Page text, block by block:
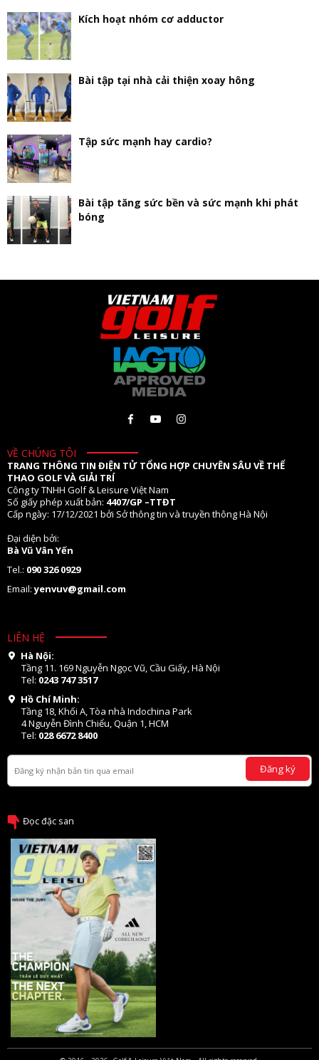
Kích hoạt nhóm cơ adductor
Bài tập tại nhà cải thiện xoay hông
Tập sức mạnh hay cardio?
Bài tập tăng sức bền và sức mạnh khi phát
bóng
VỀ CHÚNG TÔI
TRANG THÔNG TIN ĐIỆN TỬ TỔNG HỢP CHUYÊN SÂU VỀ THỂ
THAO GOLF VÀ GIẢI TRÍ
Công ty TNHH Golf & Leisure Việt Nam
Số giấy phép xuất bản: 4407/GP –TTĐT
Cấp ngày: 17/12/2021 bởi Sở thông tin và truyền thông Hà Nội
Đại diện bởi:
Bà Vũ Vân Yến
Tel.: 090 326 0929
Email:yenvuv@gmail.com
LIÊN HỆ
Hà Nội:
Tầng 11. 169 Nguyễn Ngọc Vũ, Cầu Giấy, Hà Nội
Tel: 0243 747 3517
Hồ Chí Minh:
Tầng 18, Khối A, Tòa nhà Indochina Park
4 Nguyễn Đình Chiểu, Quận 1, HCM
Tel: 028 6672 8400
Đăng ký
Đọc đặc san